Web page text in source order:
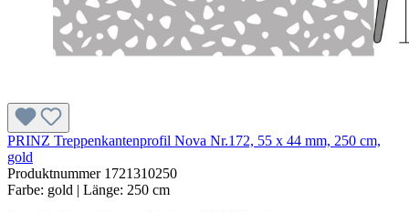
PRINZ Treppenkantenprofil Nova Nr.172, 55 x 44 mm, 250 cm,
gold
Produktnummer 1721310250
Farbe: gold | Länge: 250 cm